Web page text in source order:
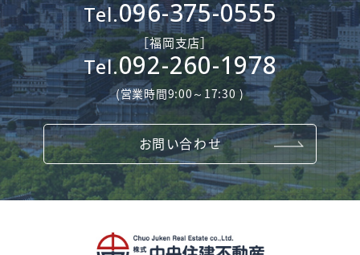
Tel.096-375-0555
［​福岡支店］
Tel.092-260-1978
(営業時間9:00～17:30 )
お問い合わせ